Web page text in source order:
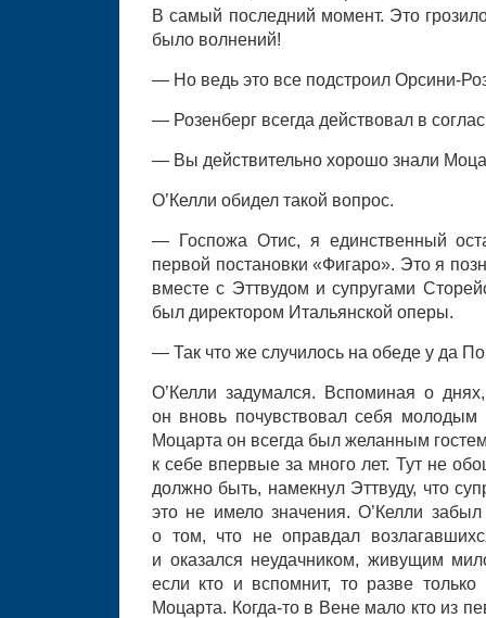
В самый последний момент. Это
было волнений!
— Но ведь это все подстроил Орсини-
— Розенберг всегда действовал в
— Вы действительно хорошо знали
О’Келли обидел такой вопрос.
— Госпожа Отис, я единственный
первой постановки «Фигаро». Это я
вместе с Эттвудом и супругами
был директором Итальянской оперы.
— Так что же случилось на обеде у да
О’Келли задумался. Вспоминая о
он вновь почувствовал себя
Моцарта он всегда был желанным
к себе впервые за много лет. Тут не
должно быть, намекнул Эттвуду, что
это не имело значения. О’Келли
о том, что не оправдал
и оказался неудачником, живущим
если кто и вспомнит, то разве
Моцарта. Когда-то в Вене мало кто из